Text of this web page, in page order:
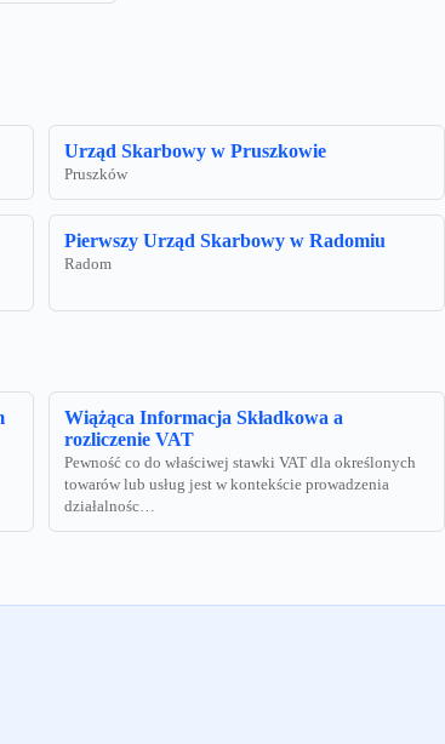
Urząd Skarbowy w Pruszkowie
Pruszków
Pierwszy Urząd Skarbowy w Radomiu
Radom
Wiążąca Informacja Składkowa a
rozliczenie VAT
Pewność co do właściwej stawki VAT dla określonych
towarów lub usług jest w kontekście prowadzenia
działalnośc…